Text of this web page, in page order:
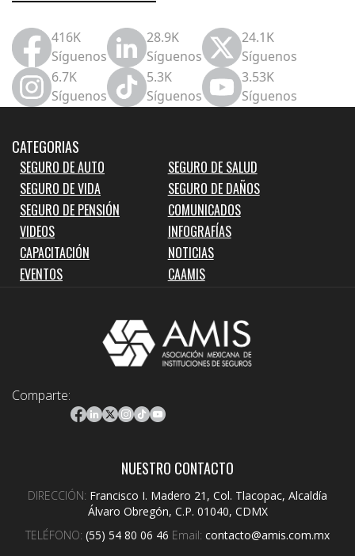
416K
Síguenos
28.9K
Síguenos
24.1K
Síguenos
6.7K
Síguenos
5.3K
Síguenos
3.53K
Síguenos
CATEGORIAS
SEGURO DE AUTO
SEGURO DE SALUD
SEGURO DE VIDA
SEGURO DE DAÑOS
SEGURO DE PENSIÓN
COMUNICADOS
VIDEOS
INFOGRAFÍAS
CAPACITACIÓN
NOTICIAS
EVENTOS
CAAMIS
Comparte:
NUESTRO CONTACTO
DIRECCIÓN: Francisco I. Madero 21, Col. Tlacopac, Alcaldía
Álvaro Obregón, C.P. 01040, CDMX
TELÉFONO: (55) 54 80 06 46 Email: contacto@amis.com.mx